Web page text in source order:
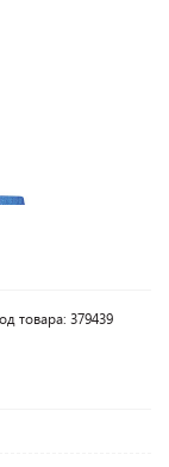
товара: 379439